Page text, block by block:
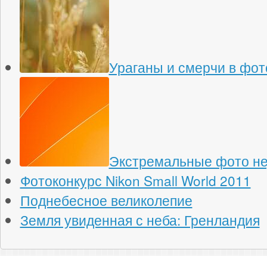
Ураганы и смерчи в
Экстремальные фото
Фотоконкурс Nikon Small World 2011
Поднебесное великолепие
Земля увиденная с неба: Гренландия